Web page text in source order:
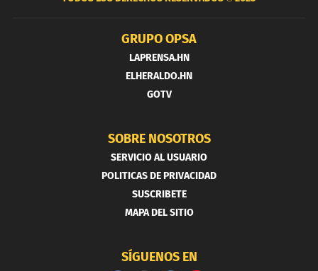
GRUPO OPSA
LAPRENSA.HN
ELHERALDO.HN
GOTV
SOBRE NOSOTROS
SERVICIO AL USUARIO
POLITICAS DE PRIVACIDAD
SUSCRIBETE
MAPA DEL SITIO
SÍGUENOS EN